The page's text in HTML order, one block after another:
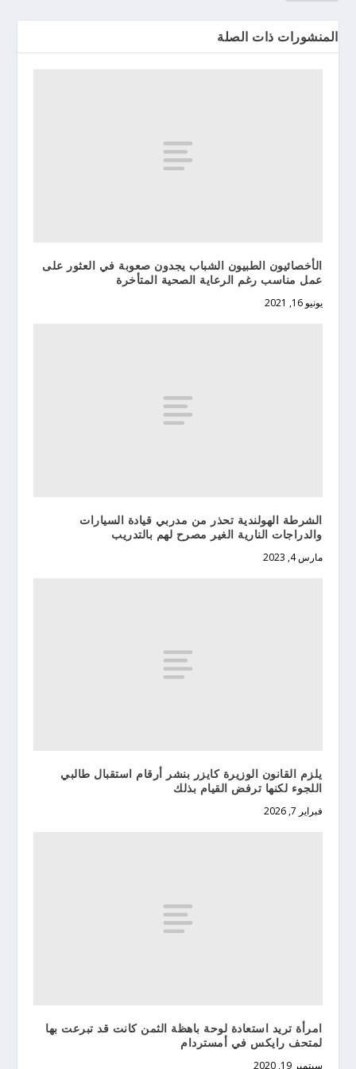
المنشورات ذات الصلة
الأخصائيون الطبيون الشباب يجدون صعوبة في العثور على
عمل مناسب رغم الرعاية الصحية المتأخرة
يونيو 16, 2021
الشرطة الهولندية تحذر من مدربي قيادة السيارات
والدراجات النارية الغير مصرح لهم بالتدريب
مارس 4, 2023
يلزم القانون الوزيرة كايزر بنشر أرقام استقبال طالبي
اللجوء لكنها ترفض القيام بذلك
فبراير 7, 2026
امرأة تريد استعادة لوحة باهظة الثمن كانت قد تبرعت بها
لمتحف رايكس في أمستردام
سبتمبر 19, 2020